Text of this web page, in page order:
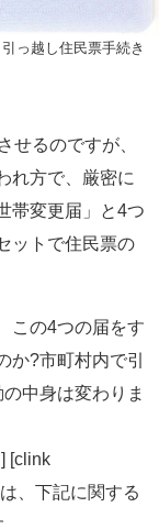
引っ越し住民票手続き
せるのですが、
れ方で、厳密に
帯変更届」と4つ
ットで住民票の
この4つの届をす
か?市町村内で引
中身は変わりま
[clink
、下記に関する